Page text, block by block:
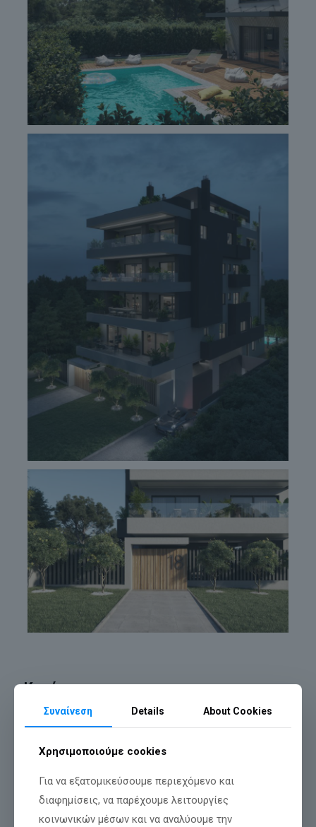
Κατόψεις
Συναίνεση Details About Cookies
Χρησιμοποιούμε cookies
Για να εξατομικεύσουμε περιεχόμενο και
διαφημίσεις, να παρέχουμε λειτουργίες
κοινωνικών μέσων και να αναλύουμε την